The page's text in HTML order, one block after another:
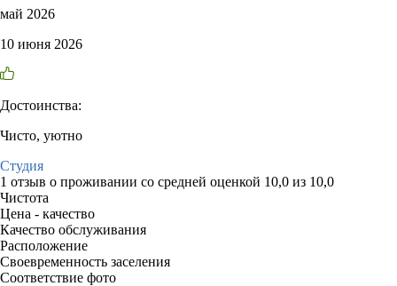
май 2026
10 июня 2026
Достоинства:
Чисто, уютно
Студия
1 отзыв о проживании со средней оценкой 10,0 из 10,0
Чистота
Цена - качество
Качество обслуживания
Расположение
Своевременность заселения
Соответствие фото